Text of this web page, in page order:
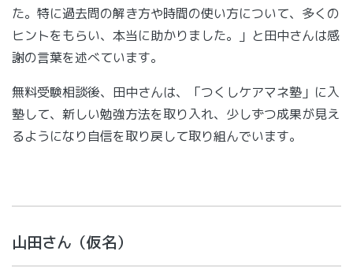
た。特に過去問の解き方や時間の使い方について、多くの
ヒントをもらい、本当に助かりました。」と田中さんは感
謝の言葉を述べています。
無料受験相談後、田中さんは、「つくしケアマネ塾」に入
塾して、新しい勉強方法を取り入れ、少しずつ成果が見え
るようになり自信を取り戻して取り組んでいます。
山田さん（仮名）